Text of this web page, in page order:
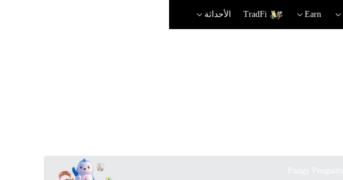
Earn
TradFi الأحداثة